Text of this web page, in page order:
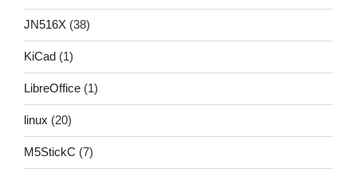
JN516X (38)
KiCad (1)
LibreOffice (1)
linux (20)
M5StickC (7)